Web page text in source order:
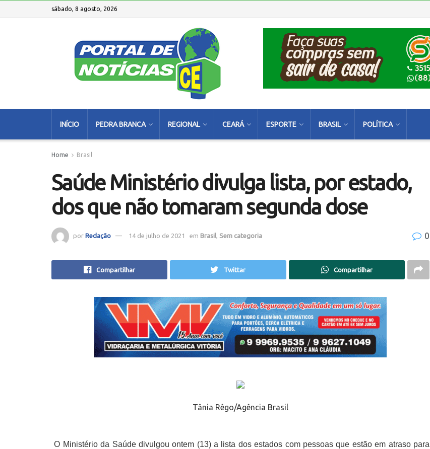
sábado, 8 agosto, 2026
INÍCIO PEDRA BRANCA REGIONAL CEARÁ ESPORTE BRASIL POLÍTICA
Home Brasil
Saúde Ministério divulga lista, por estado,
dos que não tomaram segunda dose
por Redação 14 de julho de 2021 em Brasil Sem categoria 0
Compartilhar Twittar Compartilhar
Tânia Rêgo/Agência Brasil
O Ministério da Saúde divulgou ontem (13) a lista dos estados com pessoas que estão em atraso para